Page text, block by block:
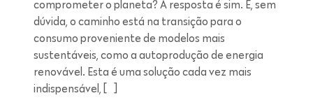
comprometer o planeta? A resposta é sim. E, sem
dúvida, o caminho está na transição para o
consumo proveniente de modelos mais
sustentáveis, como a autoprodução de energia
renovável. Esta é uma solução cada vez mais
indispensável, […]